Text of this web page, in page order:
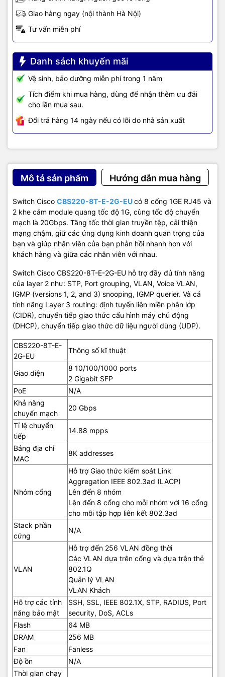
Giao hàng ngay (nội thành Hà Nội)
Tư vấn miễn phí
Danh sách khuyến mãi
Vệ sinh, bảo dưỡng miễn phí trong 1 năm
Tích điểm khi mua hàng, dùng để nhận thêm ưu đãi
cho lần mua sau.
Đổi trả hàng 14 ngày nếu có lỗi do nhà sản xuất
Mô tả sản phẩm Hướng dẫn mua hàng
Switch Cisco CBS220-8T-E-2G-EUcó 8 cổng 1GE RJ45 và
2 khe cắm module quang tốc độ 1G, cùng tốc độ chuyển
mạch là 20Gbps. Tăng tốc thời gian truyền tệp, cải thiện
mạng chậm, giữ các ứng dụng kinh doanh quan trọng của
bạn và giúp nhân viên của bạn phản hồi nhanh hơn với
khách hàng và giữa các nhân viên với nhau.
Switch Cisco CBS220-8T-E-2G-EU hỗ trợ đầy đủ tính năng
của layer 2 như: STP, Port grouping, VLAN, Voice VLAN,
IGMP (versions 1, 2, and 3) snooping, IGMP querier. Và cả
tính năng Layer 3 routing: định tuyến liên miền phân lớp
(CIDR), chuyển tiếp giao thức cấu hình máy chủ động
(DHCP), chuyển tiếp giao thức dữ liệu người dùng (UDP).
CBS220-8T-E-
2G-EU
Thông số kĩ thuật
Giao diện
8 10/100/1000 ports
2 Gigabit SFP
PoE
N/A
Khả năng
chuyển mạch
20 Gbps
Tỉ lệ chuyển
tiếp
14.88 mpps
Bảng địa chỉ
MAC
8K addresses
Nhóm cổng
Hỗ trợ Giao thức kiểm soát Link
Aggregation IEEE 802.3ad (LACP)
Lên đến 8 nhóm
Lên đến 8 cổng cho mỗi nhóm với 16 cổng
cho mỗi tập hợp liên kết 802.3ad
Stack phần
cứng
N/A
VLAN
Hỗ trợ đến 256 VLAN đồng thời
Các VLAN dựa trên cổng và dựa trên thẻ
802.1Q
Quản lý VLAN
VLAN Khách
Hỗ trợ các tính
năng bảo mật
SSH, SSL, IEEE 802.1X, STP, RADIUS, Port
security, DoS, ACLs
Flash
64 MB
DRAM
256 MB
Fan
Fanless
Độ ồn
N/A
Thời gian chạy